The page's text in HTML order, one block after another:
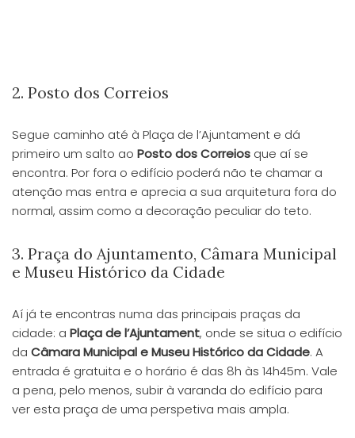
2. Posto dos Correios
Segue caminho até à Plaça de l’Ajuntament e dá
primeiro um salto ao Posto dos Correios que aí se
encontra. Por fora o edifício poderá não te chamar a
atenção mas entra e aprecia a sua arquitetura fora do
normal, assim como a decoração peculiar do teto.
3. Praça do Ajuntamento, Câmara Municipal
e Museu Histórico da Cidade
Aí já te encontras numa das principais praças da
cidade: a Plaça de l’Ajuntament, onde se situa o edifício
da Câmara Municipal e Museu Histórico da Cidade. A
entrada é gratuita e o horário é das 8h às 14h45m. Vale
a pena, pelo menos, subir à varanda do edifício para
ver esta praça de uma perspetiva mais ampla.